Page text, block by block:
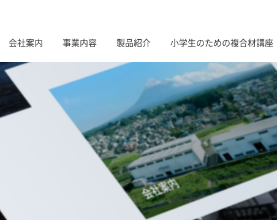
会社案内 事業内容 製品紹介 小学生のための複合材講座